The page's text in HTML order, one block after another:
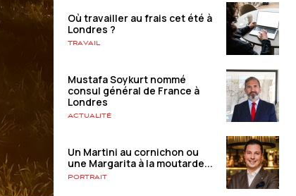
Où travailler au frais cet été à
Londres ?
Travail
Mustafa Soykurt nommé
consul général de France à
Londres
Actualité
Un Martini au cornichon ou
une Margarita à la moutarde...
Portrait